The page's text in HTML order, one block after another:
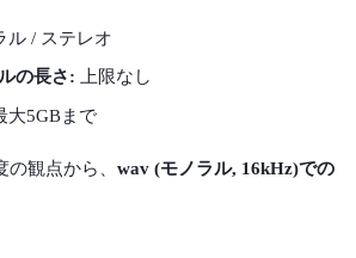
ル / ステレオ
の長さ: 上限なし
大5GBまで
観点から、 wav (モノラル, 16kHz)での